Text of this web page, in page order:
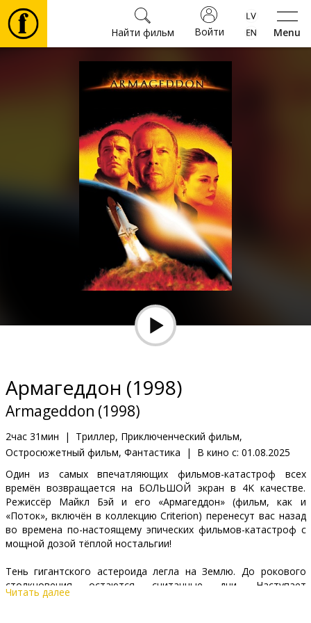
Menu
Войти
Найти фильм
Фильмы
Культура
Мероприятия
Клуб
Армагеддон (1998)
Armageddon (1998)
2час 31мин |
Триллер, Приключенческий фильм,
Остросюжетный фильм, Фантастика
| В кино с: 01.08.2025
Один из самых впечатляющих фильмов-катастроф всех
времён возвращается на БОЛЬШОЙ экран в 4K качестве.
Режиссёр Майкл Бэй и его «Армагеддон» (фильм, как и
«Поток», включён в коллекцию Criterion) перенесут вас назад
во времена по-настоящему эпических фильмов-катастроф с
мощной дозой тёплой ностальгии!
Тень гигантского астероида легла на Землю. До рокового
столкновения остаются считанные дни. Наступает
Армагеддон, трагический финал мировой истории. Чтобы
Читать далее